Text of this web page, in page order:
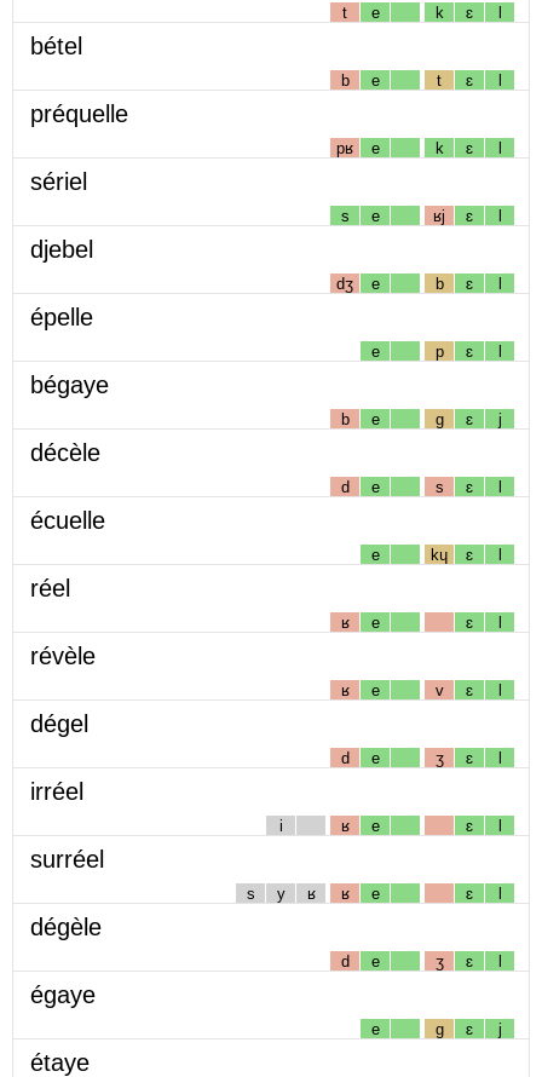
t e k ɛ l
bétel
b e t ɛ l
préquelle
pʁ e k ɛ l
sériel
s e ʁj ɛ l
djebel
dʒ e b ɛ l
épelle
e p ɛ l
bégaye
b e g ɛ j
décèle
d e s ɛ l
écuelle
e kɥ ɛ l
réel
ʁ e ɛ l
révèle
ʁ e v ɛ l
dégel
d e ʒ ɛ l
irréel
i ʁ e ɛ l
surréel
s y ʁ ʁ e ɛ l
dégèle
d e ʒ ɛ l
égaye
e g ɛ j
étaye